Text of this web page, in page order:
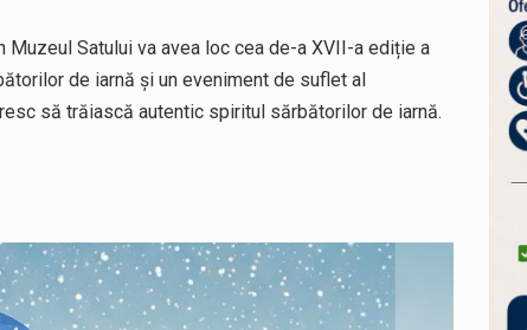
Satului va avea loc cea de-a XVII-a ediție a
de iarnă și un eveniment de suflet al
să trăiască autentic spiritul sărbătorilor de iarnă.